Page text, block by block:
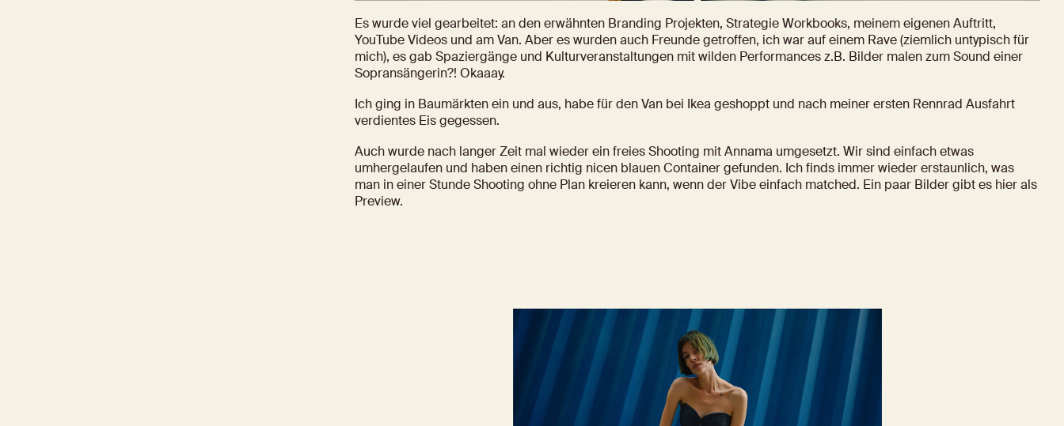
Es wurde viel gearbeitet: an den erwähnten Branding Projekten, Strategie Workbooks, meinem eigenen Auftritt,
YouTube Videos und am Van. Aber es wurden auch Freunde getroffen, ich war auf einem Rave (ziemlich untypisch für
mich), es gab Spaziergänge und Kulturveranstaltungen mit wilden Performances z.B. Bilder malen zum Sound einer
Sopransängerin?! Okaaay.
Ich ging in Baumärkten ein und aus, habe für den Van bei Ikea geshoppt und nach meiner ersten Rennrad Ausfahrt
verdientes Eis gegessen.
Auch wurde nach langer Zeit mal wieder ein freies Shooting mit Annama umgesetzt. Wir sind einfach etwas
umhergelaufen und haben einen richtig nicen blauen Container gefunden. Ich finds immer wieder erstaunlich, was
man in einer Stunde Shooting ohne Plan kreieren kann, wenn der Vibe einfach matched. Ein paar Bilder gibt es hier als
Preview.